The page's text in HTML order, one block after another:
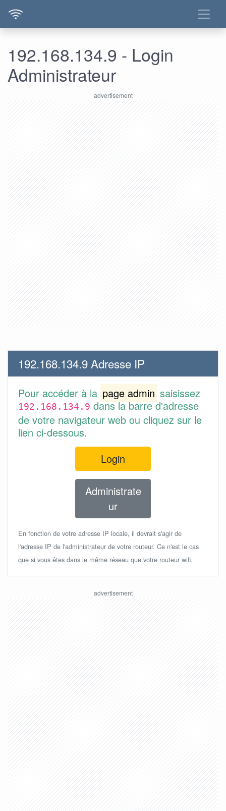
192.168.134.9 - Login
Administrateur
192.168.134.9 Adresse IP
Pour accéder à la page admin saisissez
192.168.134.9 dans la barre d'adresse
de votre navigateur web ou cliquez sur le
lien ci-dessous.
Login
Administrate
ur
En fonction de votre adresse IP locale, il devrait s'agir de
l'adresse IP de l'administrateur de votre routeur. Ce n'est le cas
que si vous êtes dans le même réseau que votre routeur wifi.